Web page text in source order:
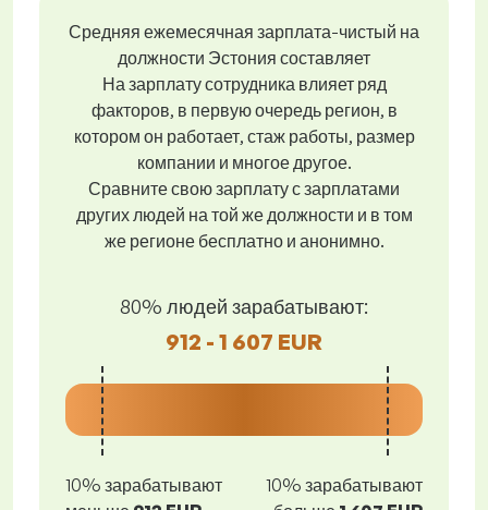
Средняя ежемесячная зарплата-чистый на
должности Эстония составляет
На зарплату сотрудника влияет ряд
факторов, в первую очередь регион, в
котором он работает, стаж работы, размер
компании и многое другое.
Сравните свою зарплату с зарплатами
других людей на той же должности и в том
же регионе бесплатно и анонимно.
80% людей зарабатывают:
912 - 1 607 EUR
10% зарабатывают
10% зарабатывают